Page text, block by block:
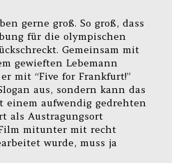
gerne groß. So groß, dass
für die olympischen
Gemeinsam mit
gewieften Lebemann
mit “Five for Frankfurt!”
aus, sondern kann das
einem aufwendig gedrehten
als Austragungsort
mitunter mit recht
wurde, muss ja